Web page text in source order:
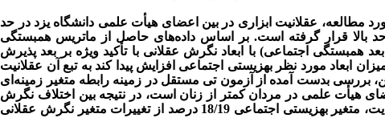
مطالعه، عقلانیت ابزاری در بین اعضای هیأت علمی دانشگاه یزد در حد
بالا قرار گرفته است. بر اساس داده‌های حاصل از ماتریس همبستگی
همبستگی اجتماعی) با ابعاد نگرش عقلانی با تأکید ویژه بر بعد پذیرش
ابعاد مورد نظر بهزیستی اجتماعی افزایش پیدا کند به تبع آن عقلانیت
بررسی بدست آمده از آزمون تی مستقل در زمینه رابطه متغیر زمینه‌ای
هیأت علمی در مردان کمتر از زنان است، در نتیجه بین اختلاف نگرش
درنهایت، متغیر بهزیستی اجتماعی 18/19 درصد از تغییرات متغیر نگرش عقلانی